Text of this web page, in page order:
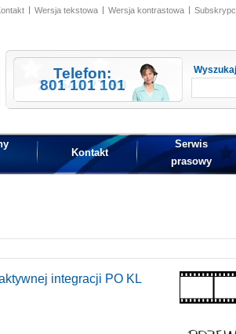
Wersja tekstowa Wersja kontrastowa
Telefon:
801 101 101
Telefon:
22 542 27 99
Kontakt
Serwis
prasowy
integracji PO KL